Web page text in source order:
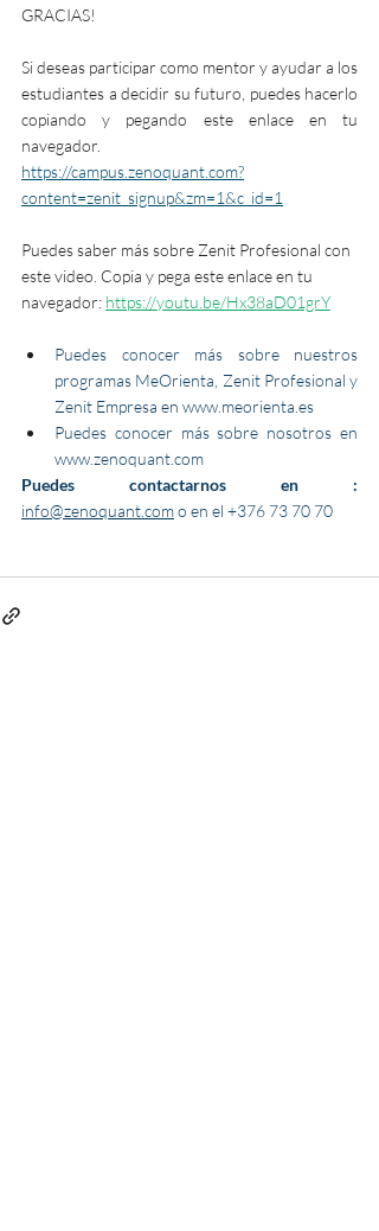
GRACIAS!
Si deseas participar como mentor y ayudar a los
estudiantes a decidir su futuro, puedes hacerlo
copiando y pegando este enlace en tu
navegador.
https://campus.zenoquant.com?
content=zenit_signup&zm=1&c_id=1
Puedes saber más sobre Zenit Profesional con
este video. Copia y pega este enlace en tu
navegador: https://youtu.be/Hx38aD01grY
Puedes conocer más sobre nuestros
programas MeOrienta, Zenit Profesional y
Zenit Empresa en www. meorienta.es
Puedes conocer más sobre nosotros en
www.zenoquant.com
info@zenoquant.com o en el +376 73 70 70